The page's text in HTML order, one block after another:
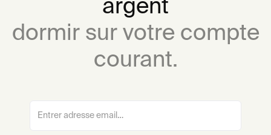
argent
dormir sur votre compte
courant.